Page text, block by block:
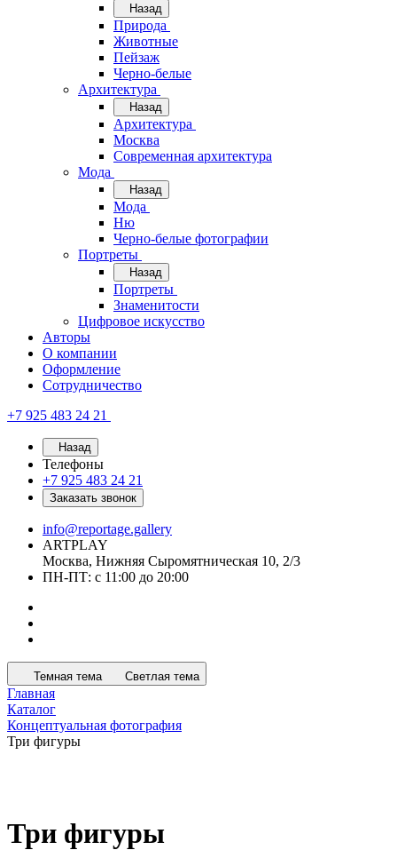
Назад
Природа
Животные
Пейзаж
Черно-белые
Архитектура
Назад
Архитектура
Москва
Современная архитектура
Мода
Назад
Мода
Ню
Черно-белые фотографии
Портреты
Назад
Портреты
Знаменитости
Цифровое искусство
Авторы
О компании
Оформление
Сотрудничество
+7 925 483 24 21
Назад
Телефоны
+7 925 483 24 21
Заказать звонок
info@reportage.gallery
ARTPLAY
Москва, Нижняя Сыромятническая 10, 2/3
ПН-ПТ: с 11:00 до 20:00
Темная тема Светлая тема
Главная
Каталог
Концептуальная фотография
Три фигуры
Три фигуры